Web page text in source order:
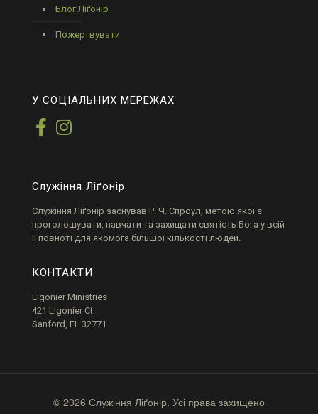
Блог Ліґонір
Пожертвувати
У СОЦІАЛЬНИХ МЕРЕЖАХ
Служіння Ліґонір
Служіння Ліґонір заснував Р. Ч. Спроул , метою якої є
проголошувати, навчати та захищати святість Бога у всій
її повноті для якомога більшої кількості людей.
КОНТАКТИ
Ligonier Ministries
421 Ligonier Ct.
Sanford, FL 32771
© 2026 Служіння Ліґонір. Усі права захищено